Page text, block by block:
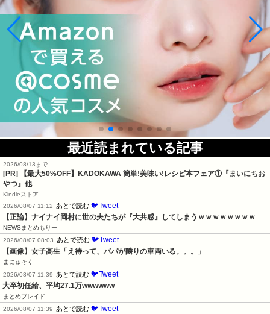
最近読まれている記事
2026/08/13まで
[PR] 【最大50%OFF】KADOKAWA 簡単!美味い!レシピ本フェア①『まいにちお
やつ』他
Kindleストア
2026/08/07 11:12
あとで読む 🐦Tweet
【正論】ナイナイ岡村に世の夫たちが『大共感』してしまうｗｗｗｗｗｗｗｗ
NEWSまとめもりー
2026/08/07 08:03
あとで読む 🐦Tweet
【画像】女子高生「え待って、パパが隣りの車両いる。。。」
まにゅそく
2026/08/07 11:39
あとで読む 🐦Tweet
大卒初任給、平均27.1万wwwwww
まとめブレイド
2026/08/07 11:39
あとで読む 🐦Tweet